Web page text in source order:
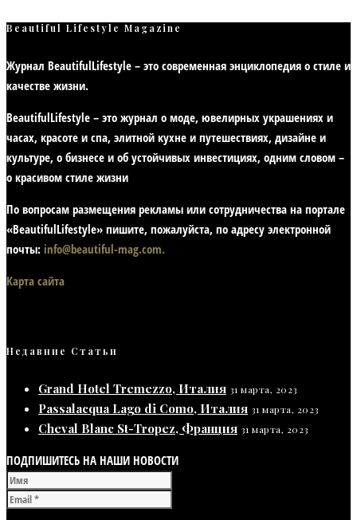
Beautiful Lifestyle Magazine
Журнал BeautifulLifestyle – это современная энциклопедия о стиле и
качестве жизни.
BeautifulLifestyle – это журнал о моде, ювелирных украшениях и
часах, красоте и спа, элитной кухне и путешествиях, дизайне и
культуре, о бизнесе и об устойчивых инвестициях, одним словом –
о красивом стиле жизни
По вопросам размещения рекламы или сотрудничества на портале
«BeautifulLifestyle» пишите, пожалуйста, по адресу электронной
почты: info@beautiful-mag.com.
Карта сайта
Недавние Статьи
Grand Hotel Tremezzo, Италия 31 марта, 2023
Passalacqua Lago di Como, Италия 31 марта, 2023
Cheval Blanc St-Tropez, Франция 31 марта, 2023
ПОДПИШИТЕСЬ НА НАШИ НОВОСТИ